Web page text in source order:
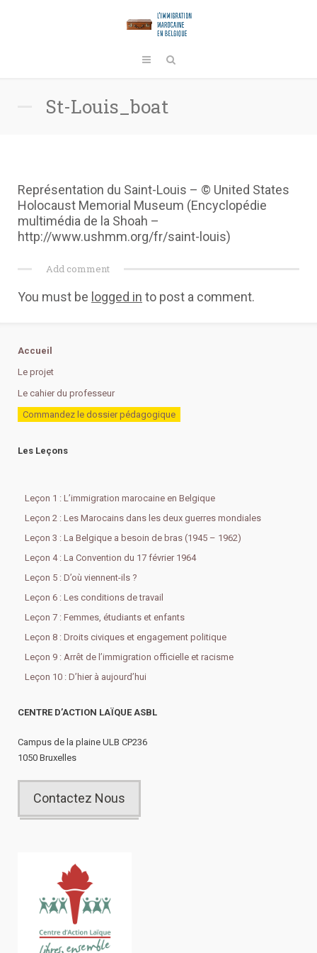
St-Louis_boat
Représentation du Saint-Louis – © United States
Holocaust Memorial Museum (Encyclopédie
multimédia de la Shoah –
http://www.ushmm.org/fr/saint-louis)
Add comment
You must be logged in to post a comment.
Accueil
Le projet
Le cahier du professeur
Commandez le dossier pédagogique
Les Leçons
Leçon 1 : L’immigration marocaine en Belgique
Leçon 2 : Les Marocains dans les deux guerres mondiales
Leçon 3 : La Belgique a besoin de bras (1945 – 1962)
Leçon 4 : La Convention du 17 février 1964
Leçon 5 : D’où viennent-ils ?
Leçon 6 : Les conditions de travail
Leçon 7 : Femmes, étudiants et enfants
Leçon 8 : Droits civiques et engagement politique
Leçon 9 : Arrêt de l’immigration officielle et racisme
Leçon 10 : D’hier à aujourd’hui
CENTRE D’ACTION LAÏQUE ASBL
Campus de la plaine ULB CP236
1050 Bruxelles
Contactez Nous